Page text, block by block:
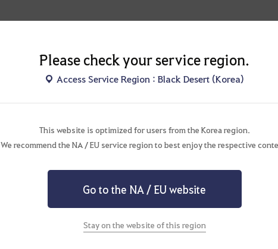
Please check your service region.
Access Service Region : Black Desert (Korea)
This website is optimized for users from the Korea region.
We recommend the NA / EU service region to best enjoy the respective
Go to the NA / EU website
Stay on the website of this region